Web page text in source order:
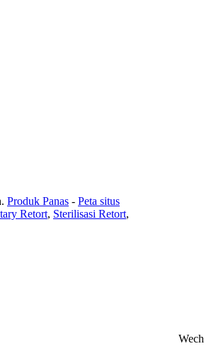
Produk Panas - Peta situs
Retort, Sterilisasi Retort,